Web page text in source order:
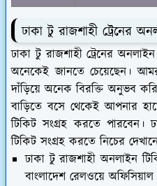
ঢাকা টু রাজশাহী ট্রেনের
ঢাকা টু রাজশাহী ট্রেনের
অনেকেই জানতে চেয়েছেন।
দাঁড়িয়ে অনেক বিরক্তি অনুভব
বাড়িতে বসে থেকেই আপনার
টিকিট সংগ্রহ করতে পারবেন।
টিকিট সংগ্রহ করতে নিচের
ঢাকা টু রাজশাহী অনলাইন
বাংলাদেশ রেলওয়ে অফিসিয়াল